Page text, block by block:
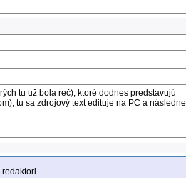
tu už bola reč), ktoré dodnes predstavujú
tu sa zdrojový text edituje na PC a následne